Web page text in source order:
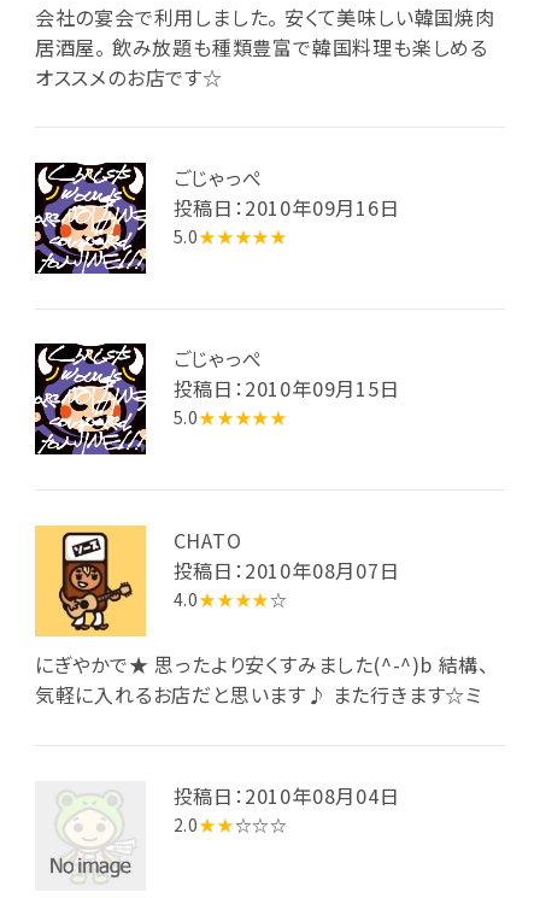
会社の宴会で利用しました。 安くて美味しい韓国焼肉
居酒屋。 飲み放題も種類豊富で韓国料理も楽しめる
オススメのお店です☆
ごじゃっぺ
投稿日：2010年09月16日
5.0★★★★★
ごじゃっぺ
投稿日：2010年09月15日
5.0★★★★★
CHATO
投稿日：2010年08月07日
4.0★★★★☆
にぎやかで★ 思ったより安くすみました(^-^)b 結構、
気軽に入れるお店だと思います♪ また行きます☆ミ
投稿日：2010年08月04日
2.0★★☆☆☆